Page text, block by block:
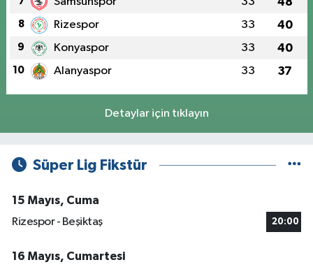
8 Rizespor 33 40
9 Konyaspor 33 40
10 Alanyaspor 33 37
Detaylar için tıklayın
Süper Lig Fikstür
15 Mayıs, Cuma
Rizespor - Beşiktaş
20:00
16 Mayıs, Cumartesi